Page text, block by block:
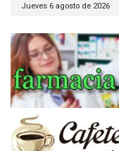
Jueves 6 agosto de 2026